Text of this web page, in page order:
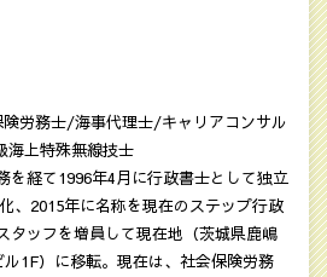
労務士/海事代理士/キャリアコンサル
上特殊無線技士
を経て1996年4月に行政書士として独立
、2015年に名称を現在のステップ行政
タッフを増員して現在地（茨城県鹿嶋
1F）に移転。現在は、社会保険労務